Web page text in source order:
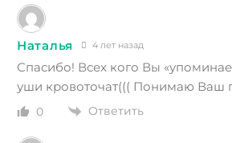
Наталья 4 лет назад
Спасибо! Всех кого Вы
уши кровоточат((( Понимаю Ваш
0 Ответить